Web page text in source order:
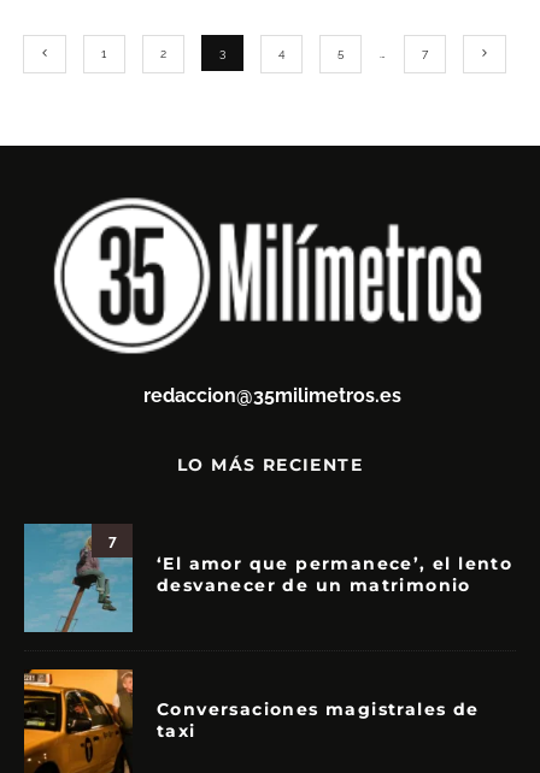
1 2 3 4 5 7
redaccion@35milimetros.es
LO MÁS RECIENTE
7
‘El amor que permanece’, el lento
desvanecer de un matrimonio
Conversaciones magistrales de
taxi